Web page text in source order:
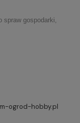
spraw gospodarki,
ogrod-hobby.pl